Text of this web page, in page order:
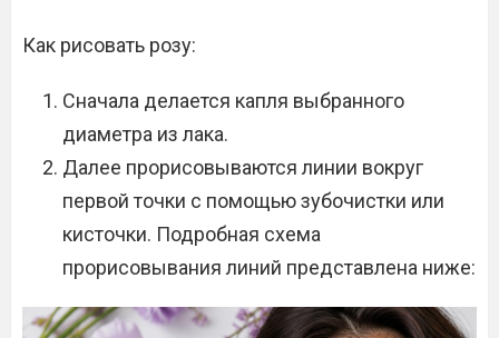
Как рисовать розу:
Сначала делается капля выбранного
диаметра из лака.
Далее прорисовываются линии вокруг
первой точки с помощью зубочистки или
кисточки. Подробная схема
прорисовывания линий представлена ниже: